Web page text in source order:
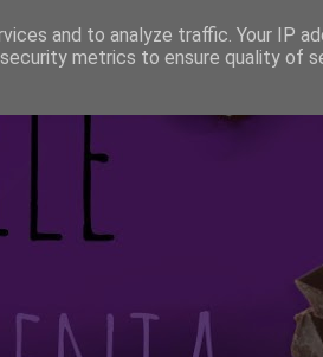
and to analyze traffic. Your IP
metrics to ensure quality of